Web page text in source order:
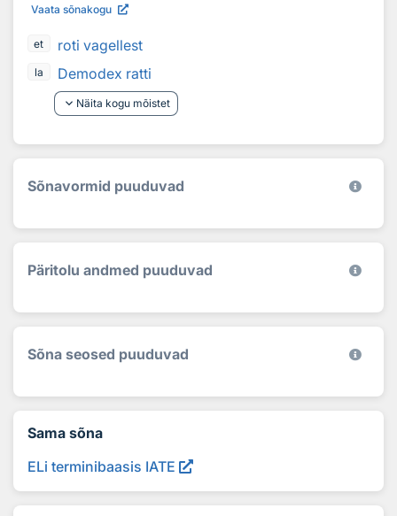
Vaata sõnakogu
et roti vagellest
la
Demodex ratti
keyboard_arrow_down Näita kogu mõistet
Sõnavormid puuduvad
Päritolu andmed puuduvad
Sõna seosed puuduvad
Sama sõna
ELi terminibaasis IATE